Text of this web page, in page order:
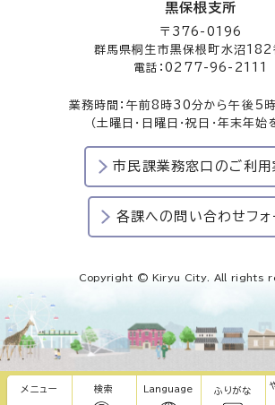
メニュー 検索 Language ふりがな
黒保根支所
〒376-0196
群馬県桐生市黒保根町水沼182
電話：0277-96-2111
業務時間：午前8時30分から午後5
（土曜日・日曜日・祝日・年末年始
市民課業務窓口のご利用
各課への問い合わせフォ
Copyright © Kiryu City. All rights